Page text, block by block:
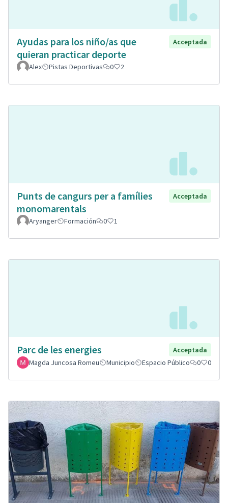
Ayudas para los niño/as que
quieran practicar deporte
Acceptada
Alex Pistas Deportivas 0 2
Punts de cangurs per a famílies
monomarentals
Acceptada
Aryanger Formación 0 1
Parc de les energies
Acceptada
Magda Juncosa Romeu
Municipio Espacio Público 0 0